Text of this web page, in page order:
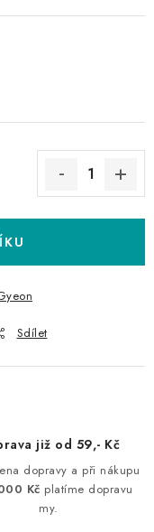
Sdílet
již od 59,- Kč
dopravy a při nákupu
Kč platíme dopravu
my.